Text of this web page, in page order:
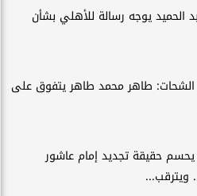
الحميد يوجه رسالة للأهلي بشأن
الشحات: طاهر محمد طاهر يتفوق على
حقيقة تجديد إمام عاشور
ويترقب...